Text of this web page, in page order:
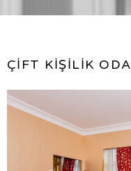
ÇİFT KİŞİLİK ODA